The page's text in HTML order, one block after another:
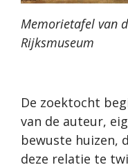
Memorietafel van
Rijksmuseum
De zoektocht
van de auteur,
bewuste huizen,
deze relatie te